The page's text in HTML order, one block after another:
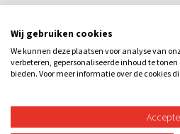
doen om die juiste route te
16:00 – 16:15 uur
Het beste speurteam wordt
Wij gebruiken cookies
We kunnen deze plaatsen voor analyse van
verbeteren, gepersonaliseerde inhoud te
bieden. Voor meer informatie over de cookies